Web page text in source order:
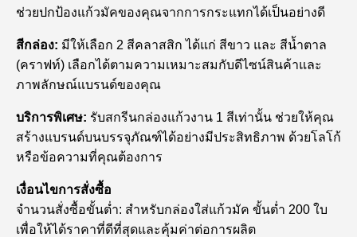
ช่วยปกป้องแก้วมัคของคุณจากการกระแทกได้เป็นอย่างดี
สีกล่อง: มีให้เลือก 2 สีคลาสสิก ได้แก่ สีขาว และ สีน้ำตาล
(คราฟท์) เลือกได้ตามความเหมาะสมกับดีไซน์สินค้าและ
ภาพลักษณ์แบรนด์ของคุณ
บริการพิเศษ: รับสกรีนกล่องแก้วงาน 1 สีเท่านั้น ช่วยให้คุณ
สร้างแบรนด์บนบรรจุภัณฑ์ได้อย่างมีประสิทธิภาพ ด้วยโลโก้
หรือข้อความที่คุณต้องการ
เงื่อนไขการสั่งซื้อ
จำนวนสั่งซื้อขั้นต่ำ: สำหรับกล่องใส่แก้วมัค ขั้นต่ำ 200 ใบ
เพื่อให้ได้ราคาที่ดีที่สุดและคุ้มค่าต่อการผลิต